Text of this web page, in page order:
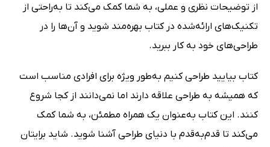
از توضیحات نظری و عملی، به شما کمک می‌کند تا به‌راحتی از
تکنیک‌های ارائه‌شده در کتاب بهره‌مند شوید و آن‌ها را در
طراحی‌های خود به کار ببرید.
کتاب بیایید طراحی کنیم به‌طور ویژه برای افرادی مناسب است
که همیشه به طراحی علاقه دارند اما نمی‌دانند از کجا شروع
کنند. این کتاب به‌عنوان یک همراه مطمئن، به شما کمک
می‌کند تا قدم‌به‌قدم با دنیای طراحی آشنا شوید. شاید برایتان